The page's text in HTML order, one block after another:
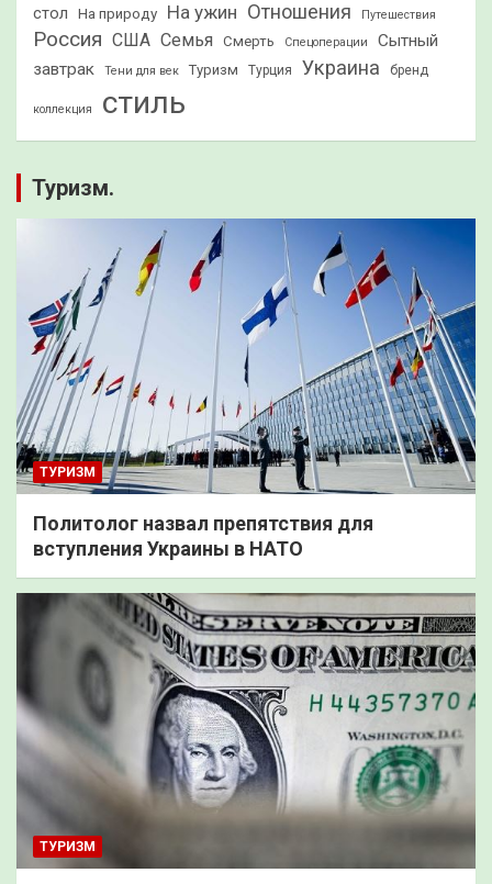
стол
На природу На ужин Отношения Путешествия
Россия США Семья Смерть Спецоперации
Сытный
завтрак
Тени для век Туризм Турция Украина бренд
коллекция стиль
Туризм.
ТУРИЗМ
Политолог назвал препятствия для
вступления Украины в НАТО
ТУРИЗМ